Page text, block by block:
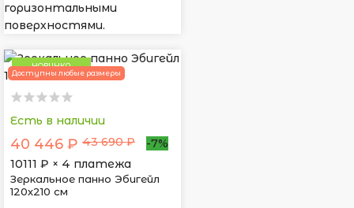
горизонтальными
поверхностями.
НОВИНКА
Доступны любые размеры
Есть в наличии
40 446 ₽ 43 690 ₽
-7%
10111 ₽ × 4 платежа
Зеркальное панно Эбигейл
120х210 см